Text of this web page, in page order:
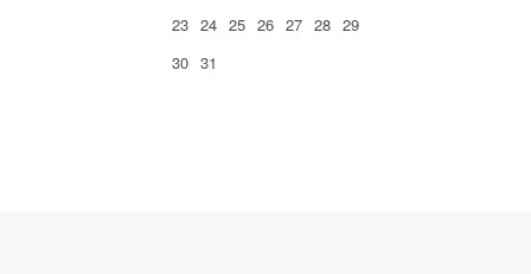
23 24 25 26 27 28 29
30 31